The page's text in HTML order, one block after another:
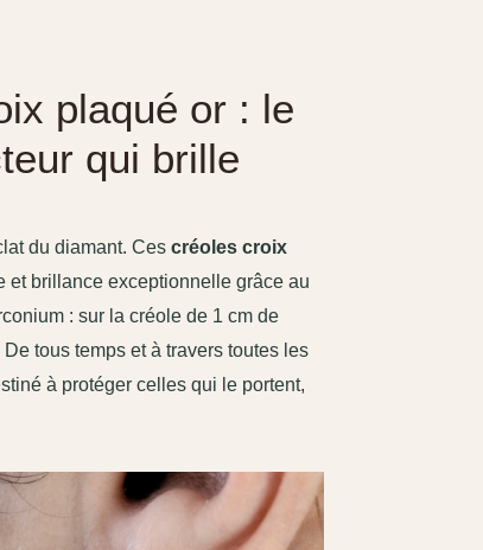
plaqué or : le
qui brille
du diamant. Ces créoles croix
brillance exceptionnelle grâce au
: sur la créole de 1 cm de
tous temps et à travers toutes les
à protéger celles qui le portent,